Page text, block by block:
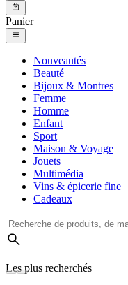
Panier
Nouveautés
Beauté
Bijoux & Montres
Femme
Homme
Enfant
Sport
Maison & Voyage
Jouets
Multimédia
Vins & épicerie fine
Cadeaux
Les plus recherchés